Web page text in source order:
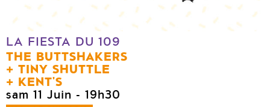
LA FIESTA DU 109
THE BUTTSHAKERS
TINY SHUTTLE
KENT'S
sam 11 Juin - 19h30